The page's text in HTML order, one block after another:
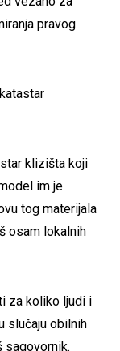
pravog
klizišta koji
im je
tog materijala
osam lokalnih
za koliko ljudi i
slučaju obilnih
sagovornik.